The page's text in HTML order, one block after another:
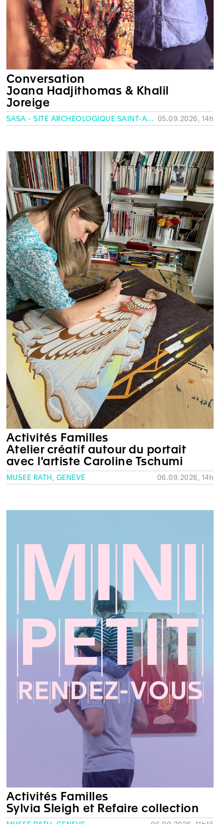
Conversation
Joana Hadjithomas & Khalil
Joreige
SASA - SITE ARCHÉOLOGIQUE SAINT-ANTOINE, GENÈVE 05.09.2026, 14h
Activités Familles
Atelier créatif autour du portait
avec l'artiste Caroline Tschumi
MUSÉE RATH, GENÈVE 06.09.2026, 14h
Activités Familles
Sylvia Sleigh et Refaire collection